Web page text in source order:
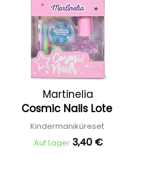
Martinelia
Cosmic Nails Lote
Kindermaniküreset
Auf Lager 3,40 €